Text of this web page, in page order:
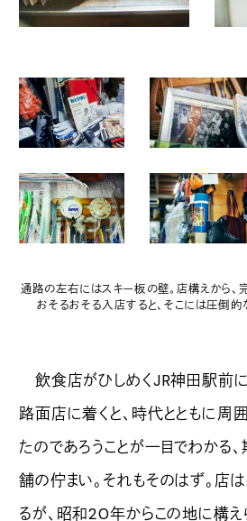
通路の左右にはスキー板の壁。店構えから、
おそるおそる入店すると、そこには圧倒的な
飲食店がひしめくJR神田駅前
路面店に着くと、時代とともに周
たのであろうことが一目でわかる
舗の佇まい。それもそのはず。店
るが、昭和20年からこの地に構え